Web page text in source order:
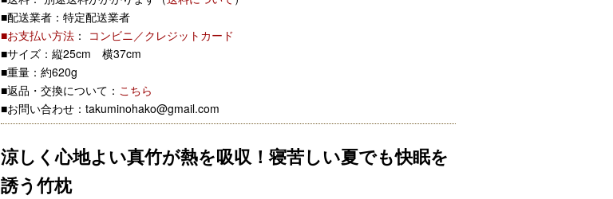
■配送業者：特定配送業者
■お支払い方法 ： コンビニ／クレジットカード
■サイズ：縦25cm 横37cm
■重量：約620g
■返品・交換について： こちら
■お問い合わせ：takuminohako@gmail.com
涼しく心地よい真竹が熱を吸収！寝苦しい夏でも快眠を
誘う竹枕